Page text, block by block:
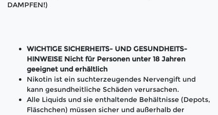
DAMPFEN!)
WICHTIGE SICHERHEITS- UND GESUNDHEITS-
HINWEISE Nicht für Personen unter 18 Jahren
geeignet und erhältlich
Nikotin ist ein suchterzeugendes Nervengift und
kann gesundheitliche Schäden verursachen.
Alle Liquids und sie enthaltende Behältnisse (Depots,
Fläschchen) müssen sicher und außerhalb der